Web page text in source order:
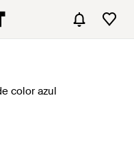
color azul